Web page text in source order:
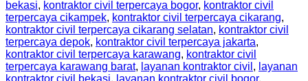
bekasi, kontraktor civil terpercaya bogor, kontraktor civil
terpercaya cikampek, kontraktor civil terpercaya cikarang,
kontraktor civil terpercaya cikarang selatan, kontraktor civil
terpercaya depok, kontraktor civil terpercaya jakarta,
kontraktor civil terpercaya karawang, kontraktor civil
terpercaya karawang barat, layanan kontraktor civil , layanan